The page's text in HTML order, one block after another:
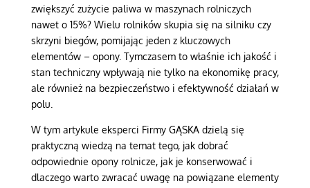
zwiększyć zużycie paliwa w maszynach rolniczych
nawet o 15%? Wielu rolników skupia się na silniku czy
skrzyni biegów, pomijając jeden z kluczowych
elementów – opony. Tymczasem to właśnie ich jakość i
stan techniczny wpływają nie tylko na ekonomikę pracy,
ale również na bezpieczeństwo i efektywność działań w
polu.
W tym artykule eksperci Firmy GĄSKA dzielą się
praktyczną wiedzą na temat tego, jak dobrać
odpowiednie opony rolnicze, jak je konserwować i
dlaczego warto zwracać uwagę na powiązane elementy